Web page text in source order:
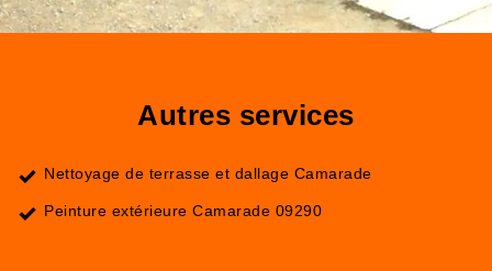
Autres services
Nettoyage de terrasse et dallage Camarade
Peinture extérieure Camarade 09290